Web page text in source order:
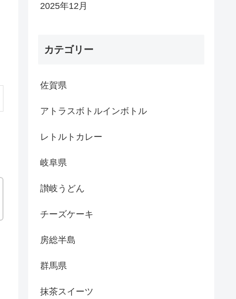
2025年12月
カテゴリー
佐賀県
アトラスボトルインボトル
レトルトカレー
岐阜県
讃岐うどん
チーズケーキ
房総半島
群馬県
抹茶スイーツ